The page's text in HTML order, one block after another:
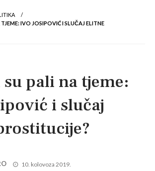
IVO JOSIPOVIĆ I SLUČAJ ELITNE
pali na tjeme:
i slučaj
Posted
10. kolovoza 2019.